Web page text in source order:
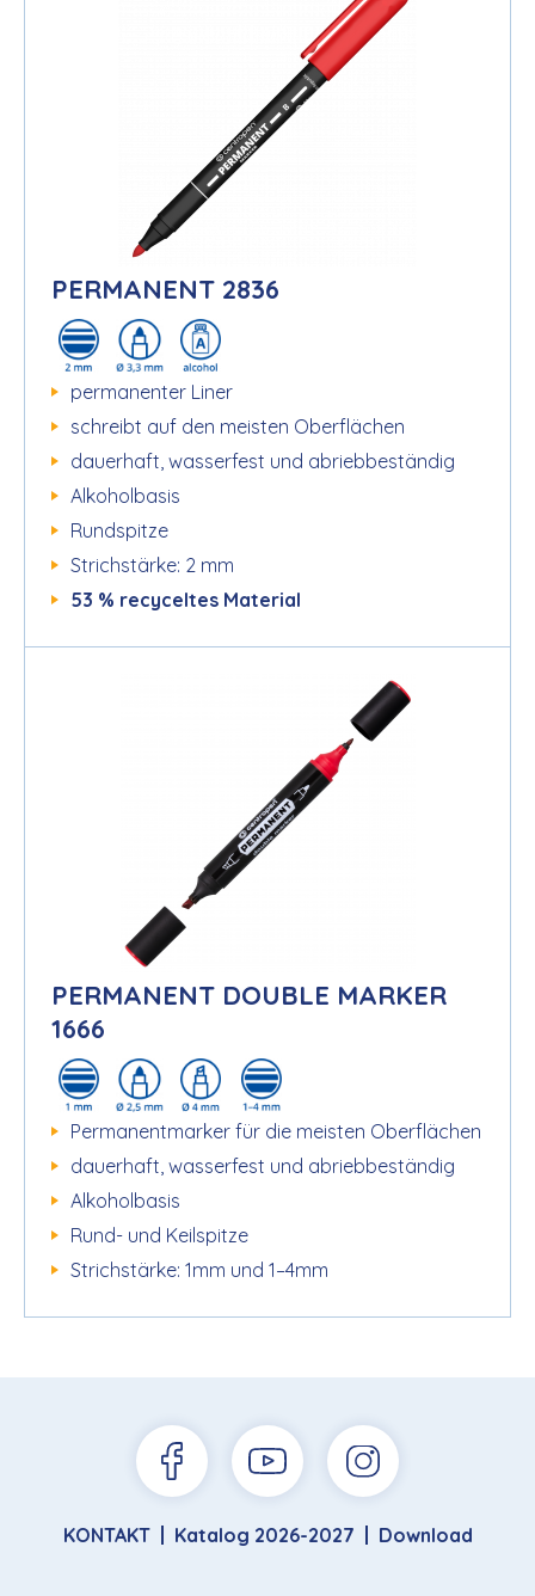
PERMANENT 2836
permanenter Liner
schreibt auf den meisten Oberflächen
dauerhaft, wasserfest und abriebbeständig
Alkoholbasis
Rundspitze
Strichstärke: 2 mm
53 % recyceltes Material
PERMANENT DOUBLE MARKER
1666
Permanentmarker für die meisten Oberflächen
dauerhaft, wasserfest und abriebbeständig
Alkoholbasis
Rund- und Keilspitze
Strichstärke: 1mm und 1–4mm
KONTAKT Katalog 2026-2027 Download